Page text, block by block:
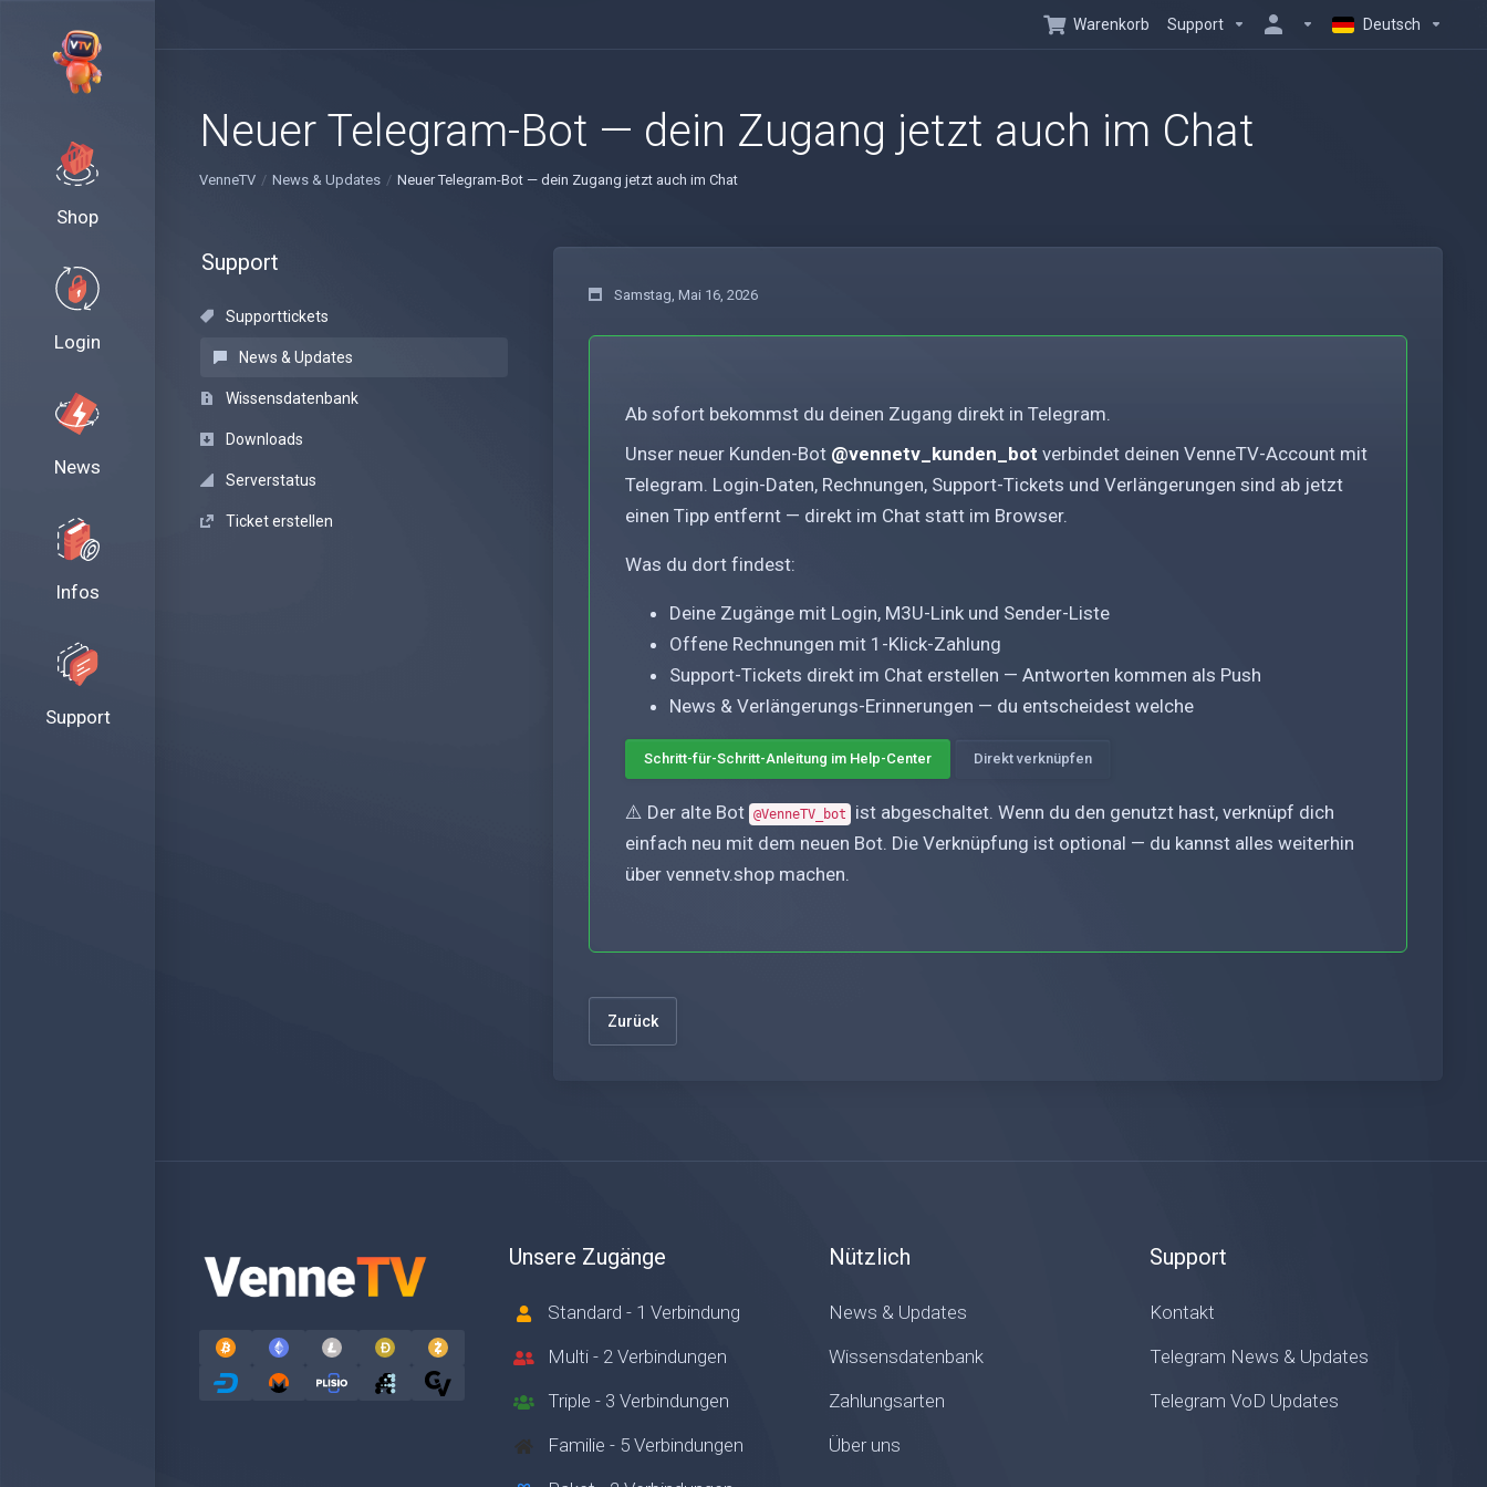
Shop
Login
News
Infos
Support
Warenkorb Support Deutsch
Neuer Telegram-Bot — dein Zugang jetzt auch im Chat
VenneTV News & Updates Neuer Telegram-Bot — dein Zugang jetzt auch im Chat
Support
Supporttickets
News & Updates
Wissensdatenbank
Downloads
Serverstatus
Ticket erstellen
Samstag, Mai 16, 2026
Ab sofort bekommst du deinen Zugang direkt in Telegram.
Unser neuer Kunden-Bot @vennetv_kunden_bot verbindet deinen VenneTV-Account mit
Telegram. Login-Daten, Rechnungen, Support-Tickets und Verlängerungen sind ab jetzt
einen Tipp entfernt — direkt im Chat statt im Browser.
Was du dort findest:
Deine Zugänge mit Login, M3U-Link und Sender-Liste
Offene Rechnungen mit 1-Klick-Zahlung
Support-Tickets direkt im Chat erstellen — Antworten kommen als Push
News & Verlängerungs-Erinnerungen — du entscheidest welche
Schritt-für-Schritt-Anleitung im Help-Center Direkt verknüpfen
⚠️ Der alte Bot @VenneTV_bot
ist abgeschaltet. Wenn du den genutzt hast, verknüpf dich
einfach neu mit dem neuen Bot. Die Verknüpfung ist optional — du kannst alles weiterhin
über vennetv.shop machen.
Zurück
Unsere Zugänge
Standard - 1 Verbindung
Multi - 2 Verbindungen
Triple - 3 Verbindungen
Familie - 5 Verbindungen
Nützlich
News & Updates
Wissensdatenbank
Zahlungsarten
Über uns
Support
Kontakt
Telegram News & Updates
Telegram VoD Updates